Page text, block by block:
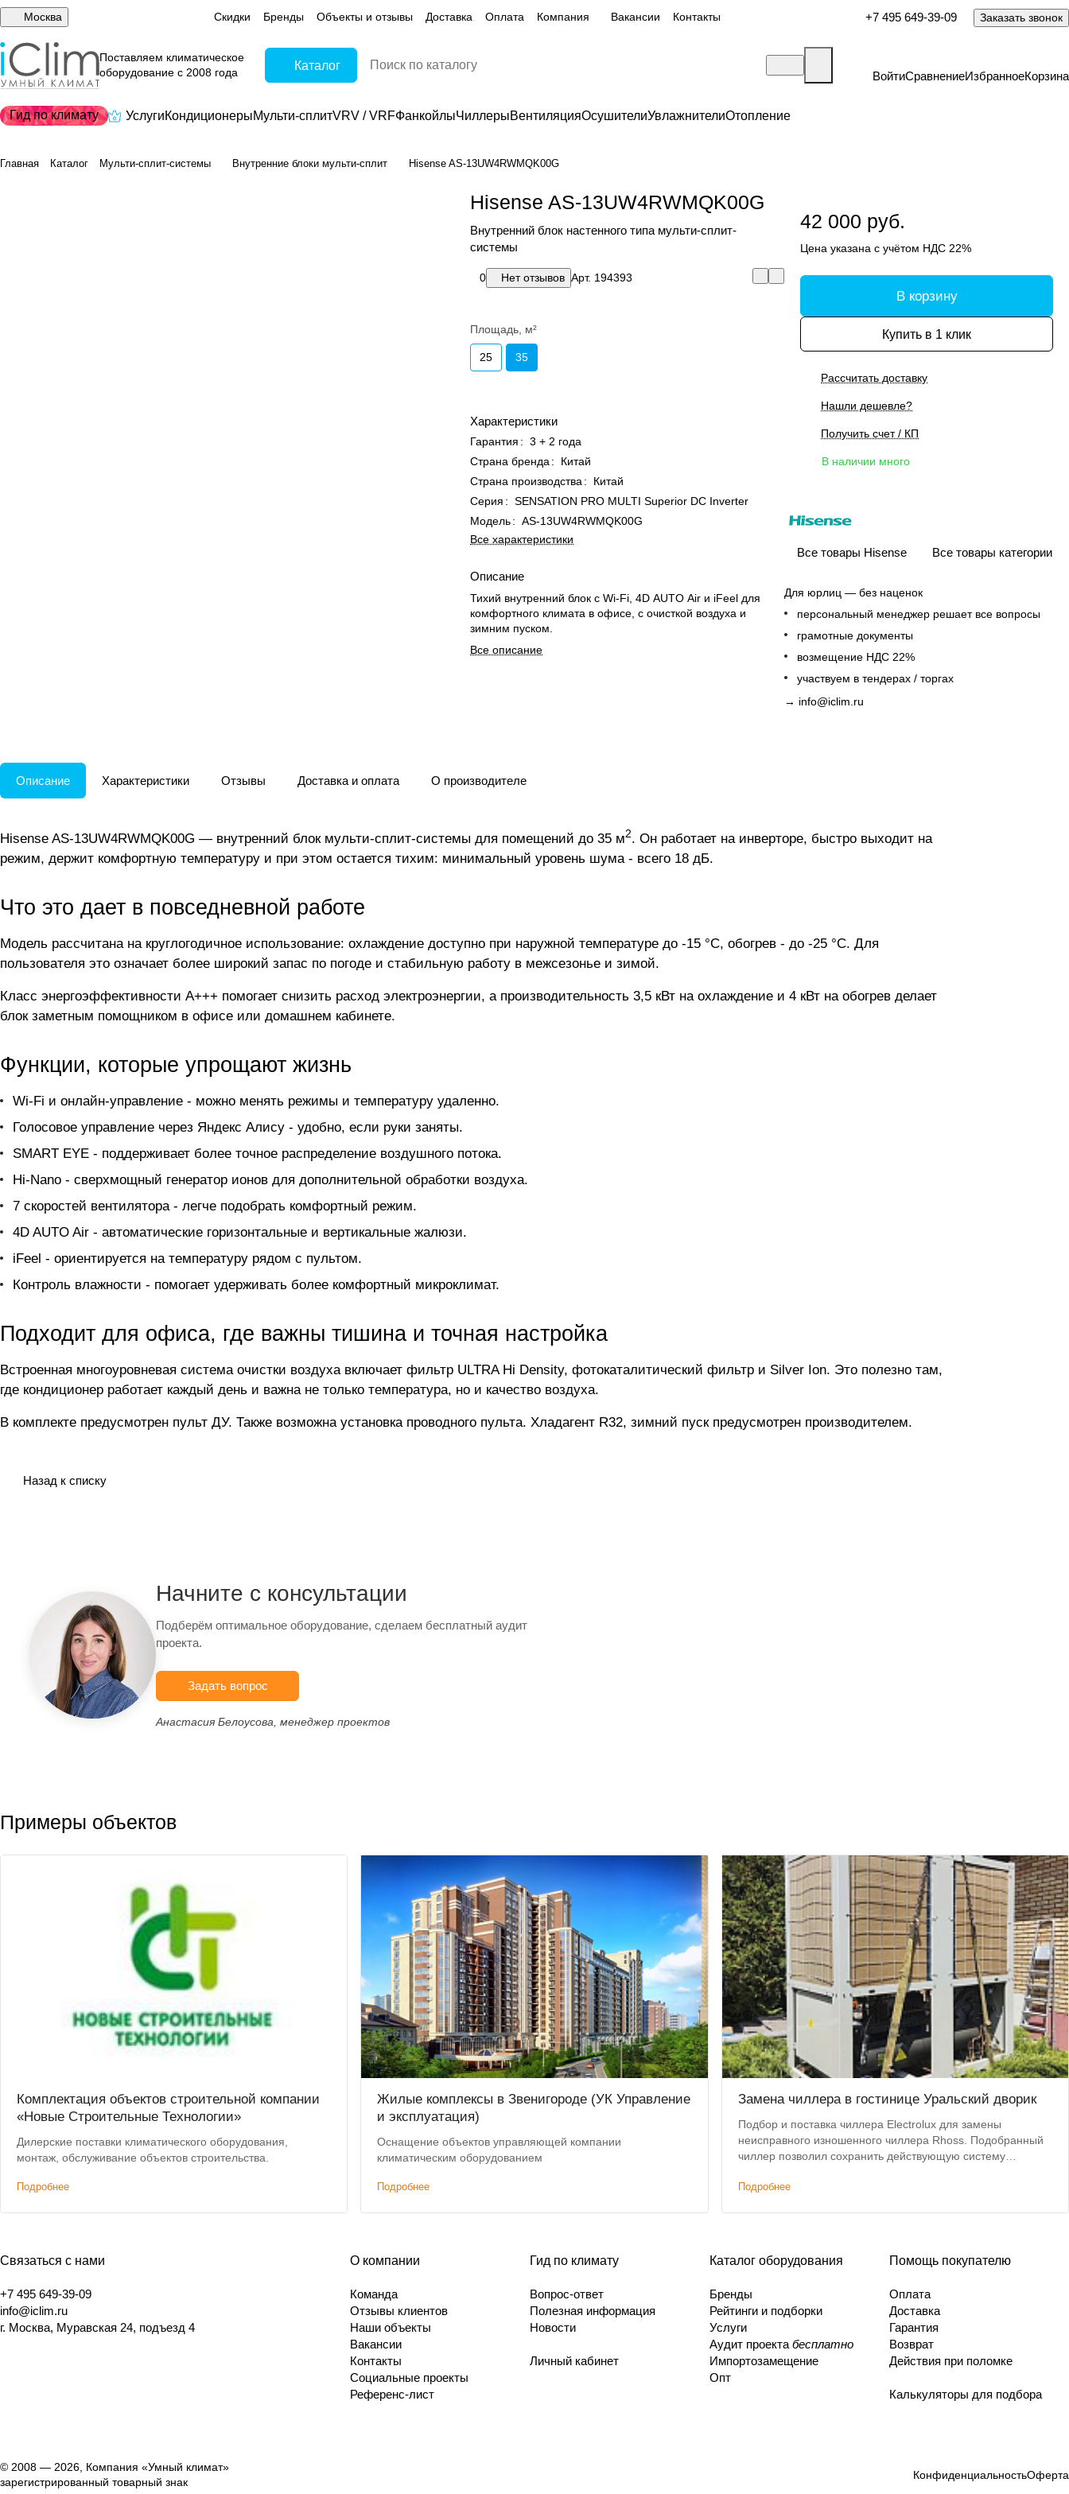
Москва Скидки Бренды Объекты и отзывы Доставка Оплата Компания Вакансии Контакты +7 495 649-39-09 Заказать звонок
Поставляем климатическое
оборудование с 2008 года
Каталог
ВойтиСравнениеИзбранноеКорзина
Гид по климату УслугиКондиционерыМульти-сплитVRV / VRFФанкойлыЧиллерыВентиляцияОсушителиУвлажнителиОтопление
Главная Каталог Мульти-сплит-системы Внутренние блоки мульти-сплит Hisense AS-13UW4RWMQK00G
Hisense AS-13UW4RWMQK00G
Внутренний блок настенного типа мульти-сплит-
системы
0 Нет отзывов Арт. 194393
Площадь, м²
25 35
Характеристики
Гарантия : 3 + 2 года
Страна бренда :
Китай
Страна производства :
Китай
Серия : SENSATION PRO MULTI Superior DC Inverter
Модель: AS-13UW4RWMQK00G
Все характеристики
Описание
Тихий внутренний блок с Wi-Fi, 4D AUTO Air и iFeel для
комфортного климата в офисе, с очисткой воздуха и
зимним пуском.
Все описание
42 000 руб.
Цена указана с учётом НДС 22%
В корзину
Купить в 1 клик
Рассчитать доставку
Нашли дешевле?
Получить счет / КП
В наличии много
Все товары Hisense Все товары категории
Для юрлиц — без наценок
персональный менеджер решает все вопросы
грамотные документы
возмещение НДС 22%
участвуем в тендерах / торгах
→ info@iclim.ru
Описание Характеристики Отзывы Доставка и оплата О производителе
Hisense AS-13UW4RWMQK00G — внутренний блок мульти-сплит-системы для помещений до 35 м2. Он работает на инверторе, быстро выходит на
режим, держит комфортную температуру и при этом остается тихим: минимальный уровень шума - всего 18 дБ.
Что это дает в повседневной работе
Модель рассчитана на круглогодичное использование: охлаждение доступно при наружной температуре до -15 °C, обогрев - до -25 °C. Для
пользователя это означает более широкий запас по погоде и стабильную работу в межсезонье и зимой.
Класс энергоэффективности A+++ помогает снизить расход электроэнергии, а производительность 3,5 кВт на охлаждение и 4 кВт на обогрев делает
блок заметным помощником в офисе или домашнем кабинете.
Функции, которые упрощают жизнь
Wi-Fi и онлайн-управление - можно менять режимы и температуру удаленно.
Голосовое управление через Яндекс Алису - удобно, если руки заняты.
SMART EYE - поддерживает более точное распределение воздушного потока.
Hi-Nano - сверхмощный генератор ионов для дополнительной обработки воздуха.
7 скоростей вентилятора - легче подобрать комфортный режим.
4D AUTO Air - автоматические горизонтальные и вертикальные жалюзи.
iFeel - ориентируется на температуру рядом с пультом.
Контроль влажности - помогает удерживать более комфортный микроклимат.
Подходит для офиса, где важны тишина и точная настройка
Встроенная многоуровневая система очистки воздуха включает фильтр ULTRA Hi Density, фотокаталитический фильтр и Silver Ion. Это полезно там,
где кондиционер работает каждый день и важна не только температура, но и качество воздуха.
В комплекте предусмотрен пульт ДУ. Также возможна установка проводного пульта. Хладагент R32, зимний пуск предусмотрен производителем.
Назад к списку
Начните с консультации
Подберём оптимальное оборудование, сделаем бесплатный аудит
проекта.
Задать вопрос
Анастасия Белоусова, менеджер проектов
Примеры объектов
Комплектация объектов строительной компании
«Новые Строительные Технологии»
Дилерские поставки климатического оборудования,
монтаж, обслуживание объектов строительства.
Подробнее
Жилые комплексы в Звенигороде (УК Управление
и эксплуатация)
Оснащение объектов управляющей компании
климатическим оборудованием
Подробнее
Замена чиллера в гостинице Уральский дворик
Подбор и поставка чиллера Electrolux для замены
неисправного изношенного чиллера Rhoss. Подобранный
чиллер позволил сохранить действующую систему
Подробнее
Связаться с нами
+7 495 649-39-09
info@iclim.ru
г. Москва, Муравская 24, подъезд 4
О компании
Команда
Отзывы клиентов
Наши объекты
Вакансии
Контакты
Социальные проекты
Референс-лист
Гид по климату
Вопрос-ответ
Полезная информация
Новости
Личный кабинет
Каталог оборудования
Бренды
Рейтинги и подборки
Услуги
Аудит проекта бесплатно
Импортозамещение
Опт
Помощь покупателю
Оплата
Доставка
Гарантия
Возврат
Действия при поломке
Калькуляторы для подбора
© 2008 — 2026, Компания «Умный климат»
зарегистрированный товарный знак
КонфиденциальностьОферта